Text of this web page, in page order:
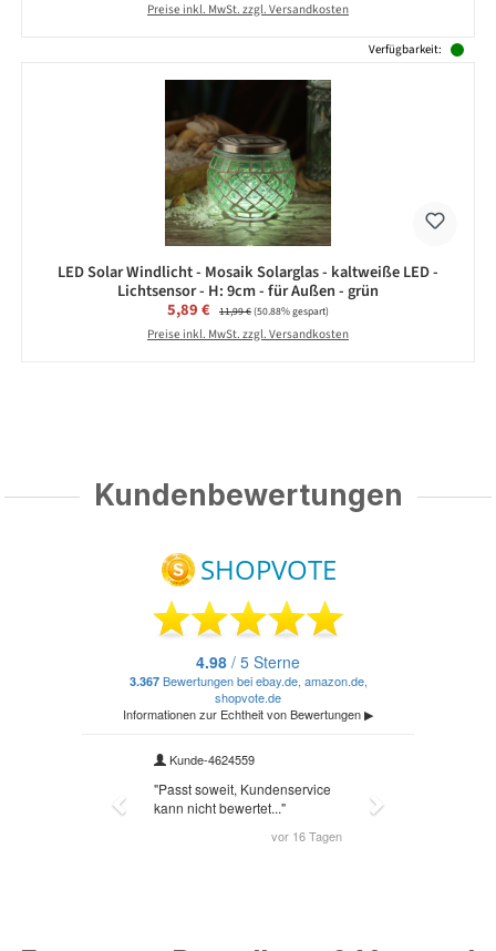
Preise inkl. MwSt. zzgl. Versandkosten
Verfügbarkeit:
LED Solar Windlicht - Mosaik Solarglas - kaltweiße LED -
Lichtsensor - H: 9cm - für Außen - grün
Verkaufspreis:
5,89 € Regulärer Preis:
11,99 €(50.88% gespart)
Preise inkl. MwSt. zzgl. Versandkosten
Kundenbewertungen